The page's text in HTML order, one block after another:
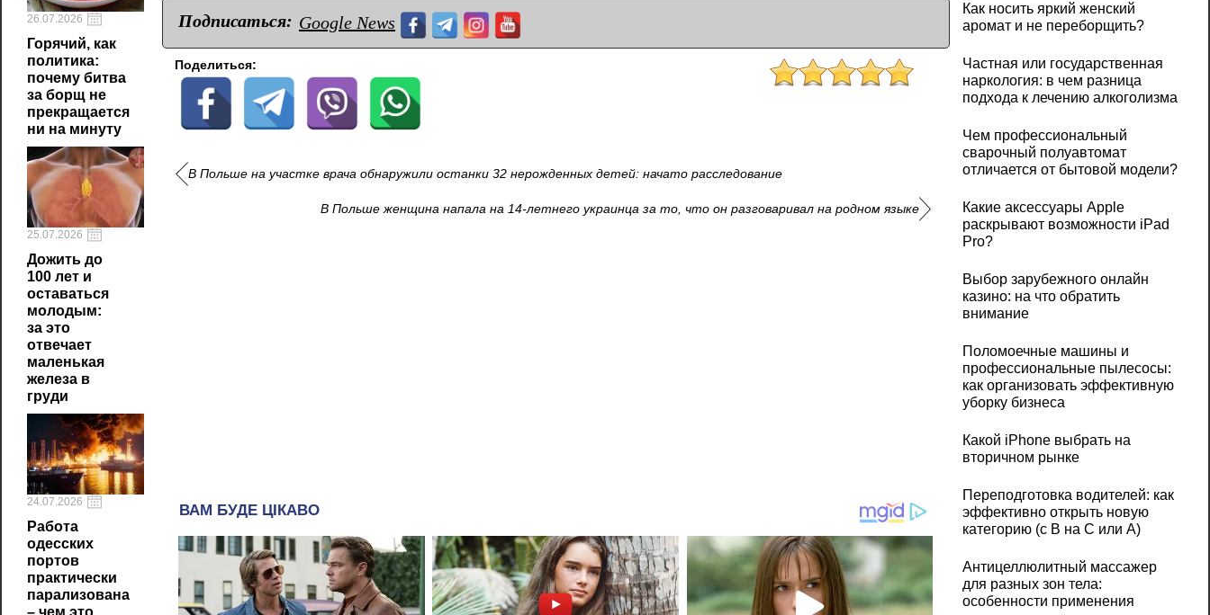
26.07.2026
Горячий, как
политика:
почему битва
за борщ не
прекращается
ни на минуту
25.07.2026
Дожить до
100 лет и
оставаться
молодым:
за это
отвечает
маленькая
железа в
груди
24.07.2026
Работа
одесских
портов
практически
парализована
– чем это
Подписаться: Google News
Поделиться:
В Польше на участке врача обнаружили останки 32 нерожденных детей: начато расследование
В Польше женщина напала на 14-летнего украинца за то, что он разговаривал на родном языке
Как носить яркий женский
аромат и не переборщить?
Частная или государственная
наркология: в чем разница
подхода к лечению алкоголизма
Чем профессиональный
сварочный полуавтомат
отличается от бытовой модели?
Какие аксессуары Apple
раскрывают возможности iPad
Pro?
Выбор зарубежного онлайн
казино: на что обратить
внимание
Поломоечные машины и
профессиональные пылесосы:
как организовать эффективную
уборку бизнеса
Какой iPhone выбрать на
вторичном рынке
Переподготовка водителей: как
эффективно открыть новую
категорию (с B на C или А)
Антицеллюлитный массажер
для разных зон тела:
особенности применения